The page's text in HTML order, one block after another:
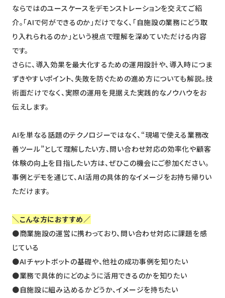
ならではのユースケースをデモンストレーションを交えてご紹
介。「AIで何ができるのか」だけでなく、「自施設の業務にどう取
り入れられるのか」という視点で理解を深めていただける内容
です。
さらに、導入効果を最大化するための運用設計や、導入時につま
ずきやすいポイント、失敗を防ぐための進め方についても解説。技
術面だけでなく、実際の運用を見据えた実践的なノウハウをお
伝えします。
AIを単なる話題のテクノロジーではなく、“現場で使える業務改
善ツール”として理解したい方、問い合わせ対応の効率化や顧客
体験の向上を目指したい方は、ぜひこの機会にご参加ください。
事例とデモを通じて、AI活用の具体的なイメージをお持ち帰りい
ただけます。
＼こんな方におすすめ／
●商業施設の運営に携わっており、問い合わせ対応に課題を感
じている
●AIチャットボットの基礎や、他社の成功事例を知りたい
●業務で具体的にどのように活用できるのかを知りたい
●自施設に組み込めるかどうか、イメージを持ちたい